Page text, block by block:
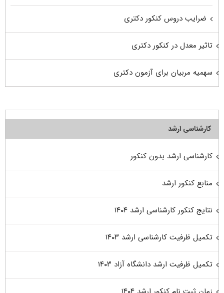
ضرایب دروس کنکور دکتری
تاثیر معدل در کنکور دکتری
سهمیه مربیان برای آزمون دکتری
کارشناسی ارشد
کارشناسی ارشد بدون کنکور
منابع کنکور ارشد
نتایج کنکور کارشناسی ارشد ۱۴۰۴
تکمیل ظرفیت کارشناسی ارشد ۱۴۰۳
تکمیل ظرفیت ارشد دانشگاه آزاد ۱۴۰۳